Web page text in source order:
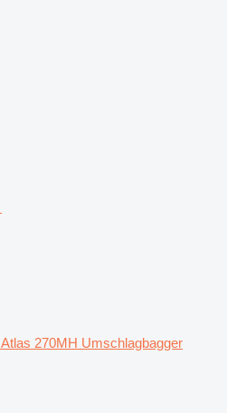
Atlas 270MH Umschlagbagger